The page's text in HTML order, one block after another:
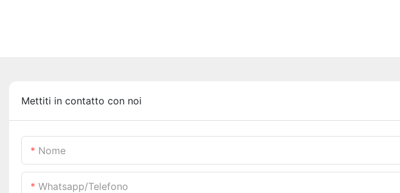
Mettiti in contatto con noi
Nome
Whatsapp/telefono